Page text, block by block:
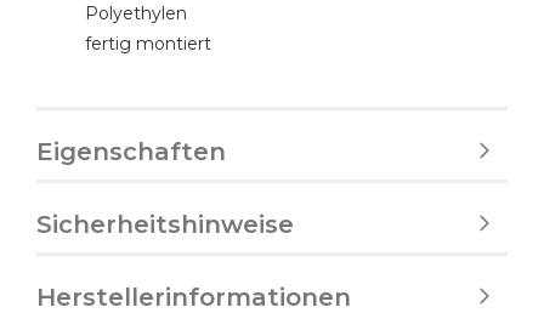
Polyethylen
fertig montiert
Eigenschaften
Sicherheitshinweise
Herstellerinformationen